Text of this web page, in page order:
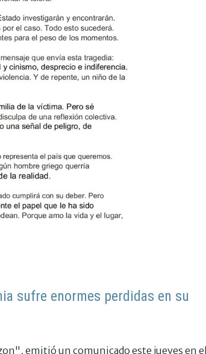
sufre enormes perdidas en su
emitió un comunicado este jueves en el